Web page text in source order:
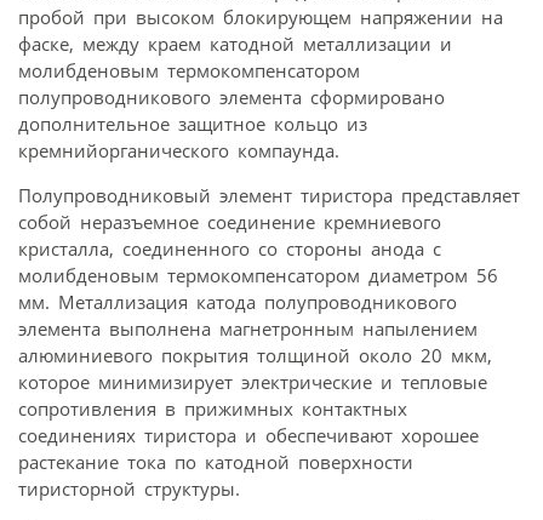
пробой при высоком блокирующем напряжении на
фаске, между краем катодной металлизации и
молибденовым термокомпенсатором
полупроводникового элемента сформировано
дополнительное защитное кольцо из
кремнийорганического компаунда.
Полупроводниковый элемент тиристора представляет
собой неразъемное соединение кремниевого
кристалла, соединенного со стороны анода с
молибденовым термокомпенсатором диаметром 56
мм. Металлизация катода полупроводникового
элемента выполнена магнетронным напылением
алюминиевого покрытия толщиной около 20 мкм,
которое минимизирует электрические и тепловые
сопротивления в прижимных контактных
соединениях тиристора и обеспечивают хорошее
растекание тока по катодной поверхности
тиристорной структуры.